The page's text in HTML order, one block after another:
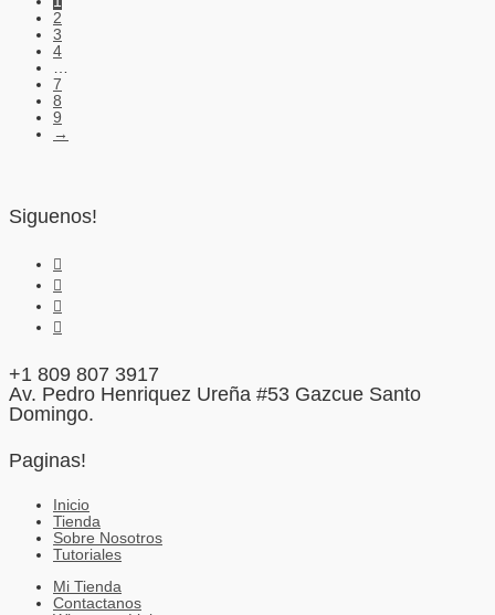
2
3
4
7
8
9
→
Siguenos!
+1 809 807 3917
Av. Pedro Henriquez Ureña #53 Gazcue Santo
Domingo.
Paginas!
Inicio
Tienda
Sobre Nosotros
Tutoriales
Mi Tienda
Contactanos